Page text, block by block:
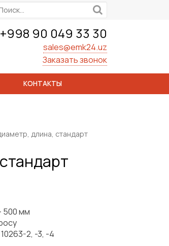
+998 90 049 33 30
sales@emk24.uz
Заказать звонок
КОНТАКТЫ
длина, стандарт
500 мм
10263-2, -3, -4